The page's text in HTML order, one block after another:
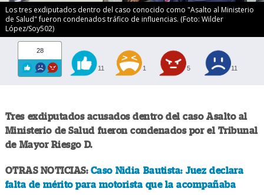
Los tres exdiputados dentro del caso conocido como "Asalto al Ministerio
de Salud" fueron condenados tráfico de influencias. (Foto: Wilder
López/Soy502)
28
11 1 5 11
Tres exdiputados acusados dentro del caso Asalto al
Ministerio de Salud fueron condenados por el Tribunal
de Mayor Riesgo D.
OTRAS NOTICIAS: Caso Nidia Bautista: Juez declara
falta de mérito para motorista que la acompañaba